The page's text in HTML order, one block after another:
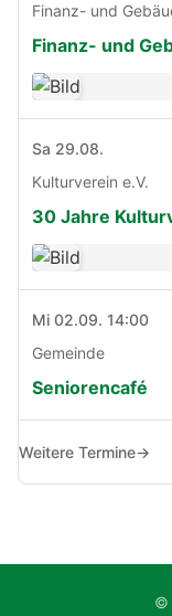
Finanz- und
Finanz- und
Sa 29.08.
Kulturverein e.V.
30 Jahre
Mi 02.09. 14:00
Gemeinde
Seniorencafé
Weitere Termine→
©